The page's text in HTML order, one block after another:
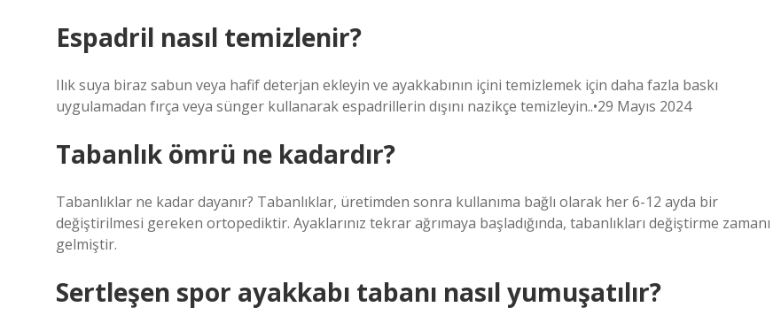
Espadril nasıl temizlenir?
Ilık suya biraz sabun veya hafif deterjan ekleyin ve ayakkabının içini temizlemek için daha fazla baskı
uygulamadan fırça veya sünger kullanarak espadrillerin dışını nazikçe temizleyin..•29 Mayıs 2024
Tabanlık ömrü ne kadardır?
Tabanlıklar ne kadar dayanır? Tabanlıklar, üretimden sonra kullanıma bağlı olarak her 6-12 ayda bir
değiştirilmesi gereken ortopediktir. Ayaklarınız tekrar ağrımaya başladığında, tabanlıkları değiştirme zamanı
gelmiştir.
Sertleşen spor ayakkabı tabanı nasıl yumuşatılır?